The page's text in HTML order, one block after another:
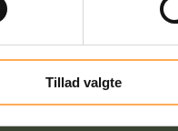
Tillad valgte